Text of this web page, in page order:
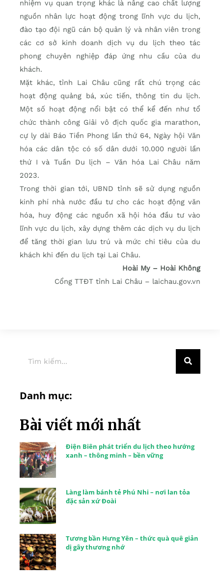
nhiệm vụ quan trọng khác là nâng cao chất lượng
nguồn nhân lực hoạt động trong lĩnh vực du lịch,
đào tạo đội ngũ cán bộ quản lý và nhân viên trong
các cơ sở kinh doanh dịch vụ du lịch theo tác
phong chuyên nghiệp đáp ứng nhu cầu của du
khách.
Mặt khác, tỉnh Lai Châu cũng rất chú trọng các
hoạt động quảng bá, xúc tiến, thông tin du lịch.
Một số hoạt động nổi bật có thể kể đến như tổ
chức thành công Giải vô địch quốc gia marathon,
cự ly dài Báo Tiền Phong lần thứ 64, Ngày hội Văn
hóa các dân tộc có số dân dưới 10.000 người lần
thứ I và Tuần Du lịch – Văn hóa Lai Châu năm
2023.
Trong thời gian tới, UBND tỉnh sẽ sử dụng nguồn
kinh phí nhà nước đầu tư cho các hoạt động văn
hóa, huy động các nguồn xã hội hóa đầu tư vào
lĩnh vực du lịch, xây dựng thêm các dịch vụ du lịch
để tăng thời gian lưu trú và mức chi tiêu của du
khách khi đến du lịch tại Lai Châu.
Hoài My – Hoài Không
Cổng TTĐT tỉnh Lai Châu – laichau.gov.vn
Danh mục:
Bài viết mới nhất
Điện Biên phát triển du lịch theo hướng
xanh – thông minh – bền vững
Làng làm bánh tẻ Phú Nhi – nơi lan tỏa
đặc sản xứ Đoài
Tương bần Hưng Yên – thức quà quê giản
dị gây thương nhớ